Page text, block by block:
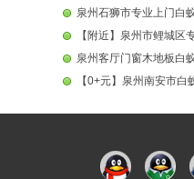
泉州石狮市专业上门白
【附近】泉州市鲤城
泉州客厅门窗木地板白
【0+元】泉州南安市